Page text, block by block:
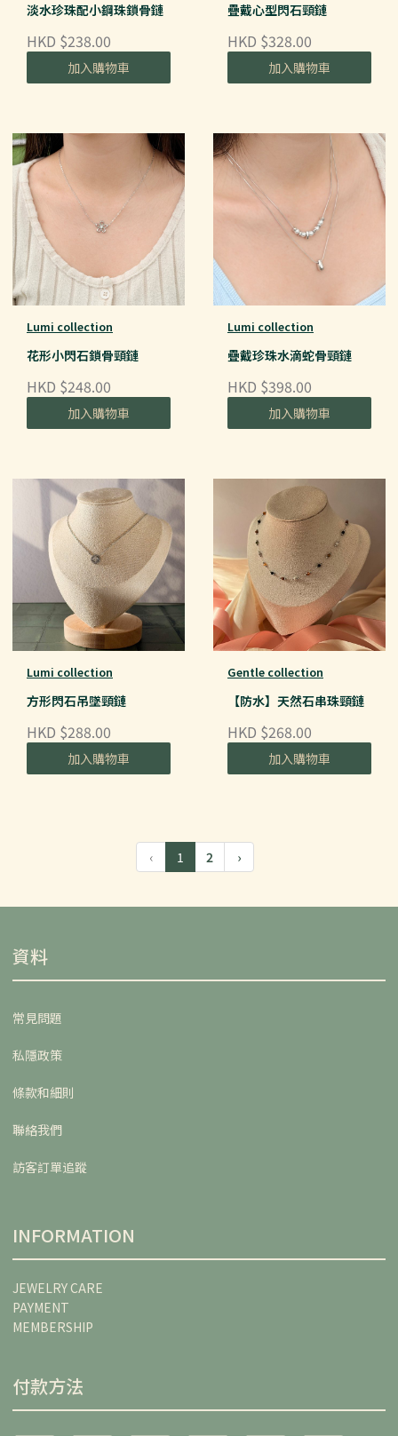
淡水珍珠配小鋼珠鎖骨鏈
HKD $238.00
加入購物車
疊戴心型閃石頸鏈
HKD $328.00
加入購物車
Lumi collection
花形小閃石鎖骨頸鏈
HKD $248.00
加入購物車
Lumi collection
疊戴珍珠水滴蛇骨頸鏈
HKD $398.00
加入購物車
Lumi collection
方形閃石吊墜頸鏈
HKD $288.00
加入購物車
Gentle collection
【防水】天然石串珠頸鏈
HKD $268.00
加入購物車
‹ 1 2 ›
資料
常見問題
私隱政策
條款和細則
聯絡我們
訪客訂單追蹤
INFORMATION
JEWELRY CARE
PAYMENT
MEMBERSHIP
付款方法